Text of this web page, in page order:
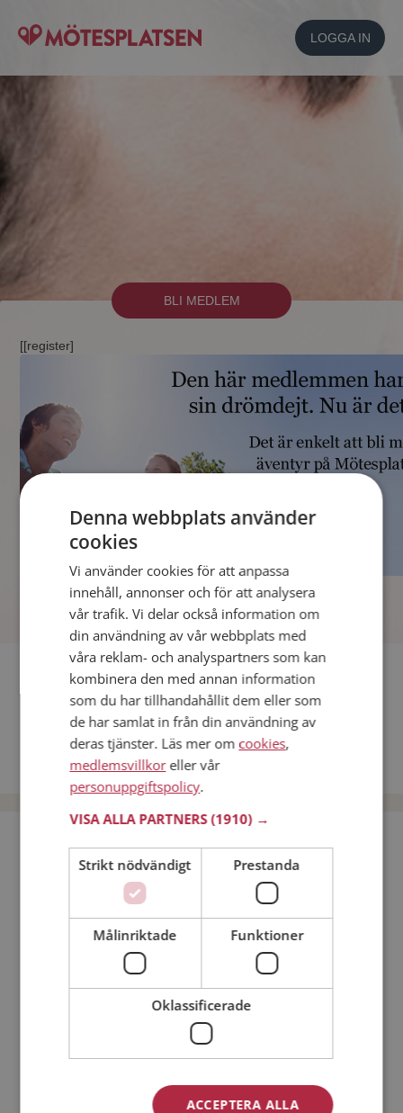
LOGGA IN
BLI MEDLEM
[[register]
Fler singlar
Andra singlar från Stockholm
Dejta män i Sverige
Dejta kvinnor i Sverige
Bli medlem utan kostnad!
Kvinna
Min ålder:
Denna webbplats använder
cookies
Vi använder cookies för att anpassa
innehåll, annonser och för att analysera
vår trafik. Vi delar också information om
din användning av vår webbplats med
våra reklam- och analyspartners som kan
kombinera den med annan information
som du har tillhandahållit dem eller som
de har samlat in från din användning av
deras tjänster. Läs mer om cookies,
medlemsvillkoreller vår
personuppgiftspolicy.
VISA ALLA PARTNERS(1910) →
Strikt nödvändigt Prestanda
Målinriktade Funktioner
Oklassificerade
ACCEPTERA ALLA